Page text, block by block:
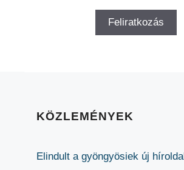
KÖZLEMÉNYEK
Elindult a gyöngyösiek új